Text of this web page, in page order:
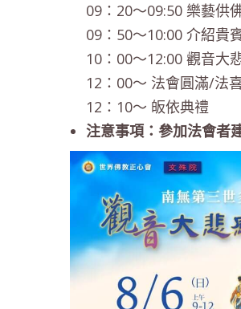
09：20～09:50 樂藝供
09：50～10:00 介紹貴
10：00～12:00 觀音大
12：00～ 法會圓滿/法
12：10～ 皈依典禮
注意事項：參加法會者